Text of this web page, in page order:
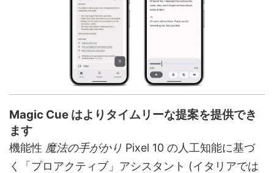
Magic Cue はよりタイムリーな提案を提供でき
ます
機能性 魔法の手がかり Pixel 10 の人工知能に基づ
く「プロアクティブ」アシスタント (イタリアでは